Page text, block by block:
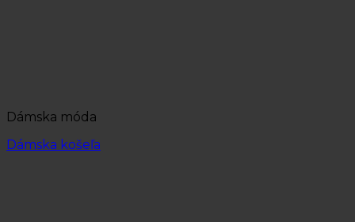
Dámska móda
Dámska košeľa